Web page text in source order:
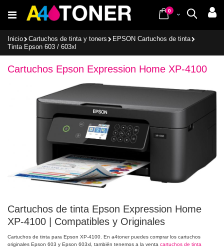
al
contenido
Buscar
Cart
0items
Inicio Cartuchos de tinta y toners
EPSON Cartuchos de tinta
Tinta Epson 603 / 603xl
Cartuchos Epson Expression Home XP-4100
Cartuchos de tinta Epson Expression Home
XP-4100 | Compatibles y Originales
Cartuchos de tinta para Epson XP-4100. En a4toner puedes comprar los cartuchos
originales Epson 603 y Epson 603xl, también tenemos a la venta cartuchos de tinta